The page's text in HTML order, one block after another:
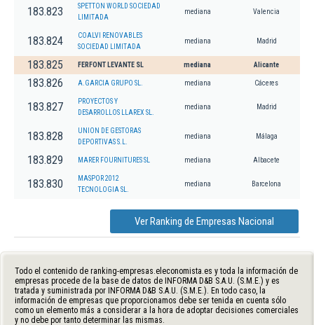
183.823
SPETTON WORLD SOCIEDAD
LIMITADA
mediana Valencia
183.824
COALVI RENOVABLES
SOCIEDAD LIMITADA
mediana Madrid
183.825 FERFONT LEVANTE SL mediana Alicante
183.826 A.GARCIA GRUPO SL. mediana Cáceres
183.827
PROYECTOS Y
DESARROLLOS LLAREX SL.
mediana Madrid
183.828
UNION DE GESTORAS
DEPORTIVAS S.L.
mediana Málaga
183.829 MARER FOURNITURES SL mediana Albacete
183.830
MASPOR 2012
TECNOLOGIA SL.
mediana Barcelona
Ver Ranking de Empresas Nacional
Todo el contenido de ranking-empresas.eleconomista.es y toda la información de
empresas procede de la base de datos de INFORMA D&B S.A.U. (S.M.E.) y es
tratada y suministrada por INFORMA D&B S.A.U. (S.M.E.). En todo caso, la
información de empresas que proporcionamos debe ser tenida en cuenta sólo
como un elemento más a considerar a la hora de adoptar decisiones comerciales
y no debe por tanto determinar las mismas.